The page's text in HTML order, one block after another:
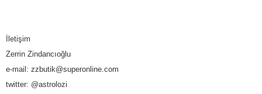
İletişim
Zerrin Zindancıoğlu
e-mail: zzbutik@superonline.com
twitter: @astrolozi